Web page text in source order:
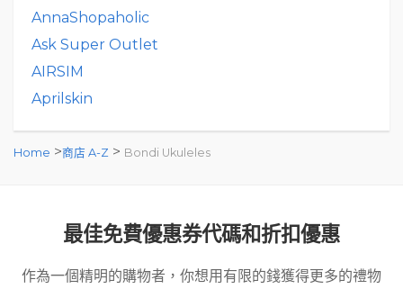
AnnaShopaholic
Ask Super Outlet
AIRSIM
Aprilskin
Home >商店 A-Z > Bondi Ukuleles
最佳免費優惠券代碼和折扣優惠
作為一個精明的購物者，你想用有限的錢獲得更多的禮物